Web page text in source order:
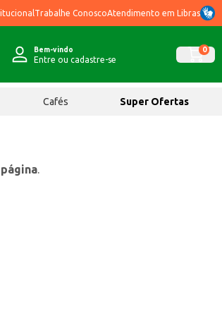
Trabalhe ConoscoAtendimento em Libras
Bem-vindo
Entre ou cadastre-se
0
Cafés Super Ofertas
.